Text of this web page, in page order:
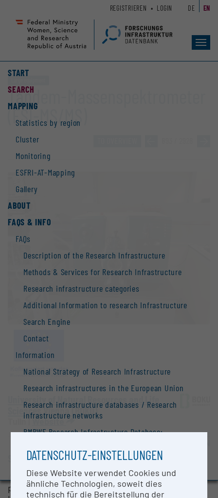
Seiteninhalt
Accesskey
Hauptnavigation
Accesskey
START
SEARCH
MAPPING
Statistics by region
Cluster
Monitoring
ESFRI-AT-Mapping
Gallery
ABOUT
FAQS & INFO
FAQs
Description of the Research Infrastructure
Methods & Services for Research Infrastructure
Research infrastructure categories
Additional Information to research Infrastructure
Search Engine
Contact
Information
National Strategy of Research Infrastructure
Research infrastructures in the European Union
Research infrastructure databases / Research
infrastructure networks
BMBWF Research Infrastructure Database:
Awards and press releases
REGISTRIEREN LOGIN DE EN
Tandem-Massenspektrometer
(ESI-MS/MS)
University of Natural Resources and Life
Sciences Vienna (BOKU)
Tulln |Website
SHORT DESCRIPTION
An Agilent 1290 UHPLC system (using reversed
phase or HILIC columns) or a Thermo/Dionex
DATENSCHUTZ-EINSTELLUNGEN
Diese Website verwendet Cookies und
ähnliche Technologien, soweit dies
technisch für die Bereitstellung der